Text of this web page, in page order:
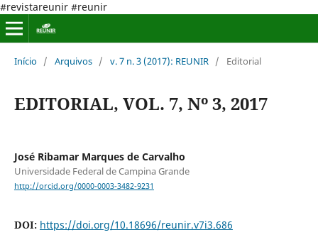
#revistareunir #reunir
Início / Arquivos / v. 7 n. 3 (2017): REUNIR / Editorial
EDITORIAL, VOL. 7, Nº 3, 2017
José Ribamar Marques de Carvalho
Universidade Federal de Campina Grande
http://orcid.org/0000-0003-3482-9231
DOI: https://doi.org/10.18696/reunir.v7i3.686